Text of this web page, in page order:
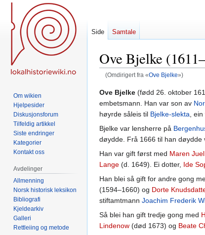
Ove Bjelke
(Omdirigert fra «Ove Bjelke»)
Hopp
til
navigering
Hopp
til
søk
Ove Bjelke (fødd 26. oktober
embetsmann. Han var son av
høyrde såleis til Bjelke-slekta ,
Bjelke var lensherre på
døydde. Frå 1666 til han døydde
Han var gift først med Maren Juel
Lange (d. 1649). Ei dotter, Ide
Han blei så gift for andre gong
(1594–1660) og Dorte
stiftamtmann Joachim Frederik
Så blei han gift tredje gong med
Lindenow (død 1673) og Beate
Side Samtale
Om wikien
Hjelpesider
Diskusjonsforum
Tilfeldig artikkel
Siste endringer
Kategorier
Kontakt oss
Avdelinger
Allmenning
Norsk historisk leksikon
Bibliografi
Kjeldearkiv
Galleri
Rettleiing og metode